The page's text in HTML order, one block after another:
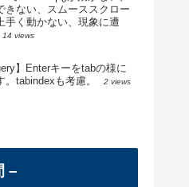
きない、スムーススクロー
手く動かない、現象に遭
14 views
】Enterキーをtabの様に
。tabindexも考慮。
2 views
–